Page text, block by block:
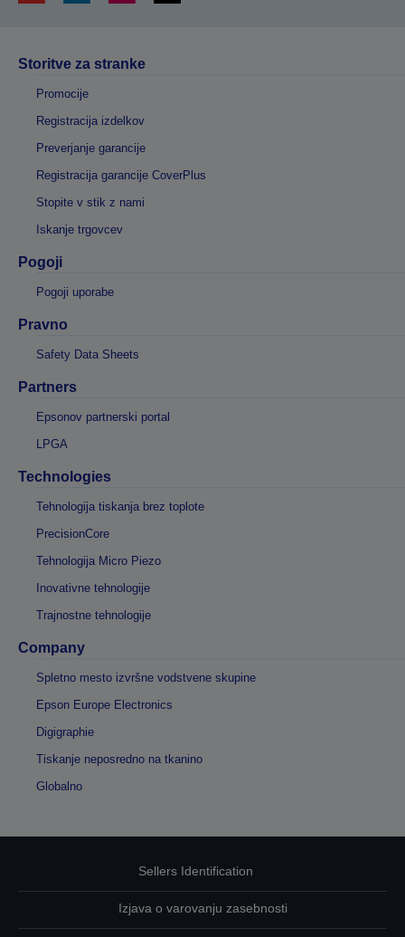
Storitve za stranke
Promocije
Registracija izdelkov
Preverjanje garancije
Registracija garancije CoverPlus
Stopite v stik z nami
Iskanje trgovcev
Pogoji
Pogoji uporabe
Pravno
Safety Data Sheets
Partners
Epsonov partnerski portal
LPGA
Technologies
Tehnologija tiskanja brez toplote
PrecisionCore
Tehnologija Micro Piezo
Inovativne tehnologije
Trajnostne tehnologije
Company
Spletno mesto izvršne vodstvene skupine
Epson Europe Electronics
Digigraphie
Tiskanje neposredno na tkanino
Globalno
Sellers Identification
Izjava o varovanju zasebnosti